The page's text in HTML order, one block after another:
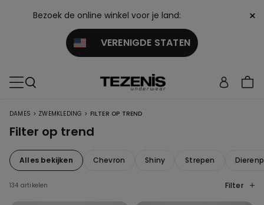
Bezoek de online winkel voor je land:
VERENIGDE STATEN
×
DAMES > ZWEMKLEDING > FILTER OP TREND
Filter op trend
Alles bekijken Chevron Shiny Strepen
134 artikelen Filter